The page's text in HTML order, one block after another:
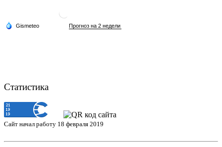
Статистика
Сайт начал работу 18 февраля 2019